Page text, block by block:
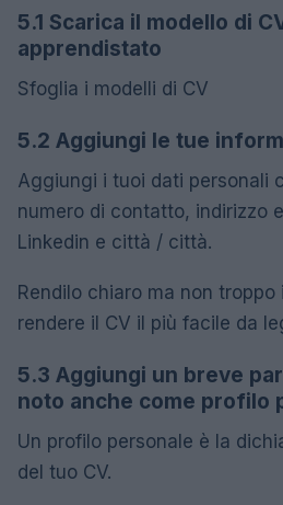
5.1 Scarica il modello di
apprendistato
Sfoglia i modelli di CV
5.2 Aggiungi le tue
Aggiungi i tuoi dati personali
numero di contatto, indirizzo
Linkedin e città / città.
Rendilo chiaro ma non
rendere il CV il più facile da
5.3 Aggiungi un breve
noto anche come profilo
Un profilo personale è la
del tuo CV.